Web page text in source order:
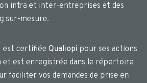
intra et inter-entreprises et des
sur-mesure.
est certifiée Qualiopi pour ses actions
et est enregistrée dans le répertoire
faciliter vos demandes de prise en